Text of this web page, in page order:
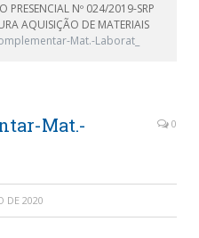
PRESENCIAL Nº 024/2019-SRP
AQUISIÇÃO DE MATERIAIS
Mat.-Laborat_
Mat.-
0
DE 2020